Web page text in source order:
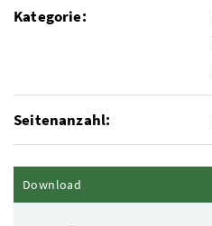
Kategorie:
Seitenanzahl:
Download